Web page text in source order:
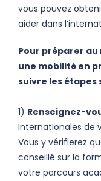
vous pouvez
aider dans
Pour préparer
une mobilité en
suivre les étapes
1) Renseignez-
Internationales de
Vous y vérifierez
conseillé sur la
votre parcours